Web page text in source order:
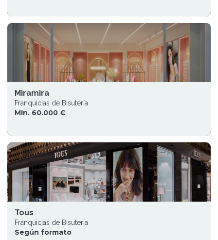
Miramira
Franquicias de Bisutería
Mín. 60.000 €
Tous
Franquicias de Bisutería
Según formato